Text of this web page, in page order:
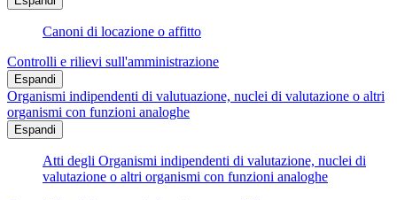
Canoni di locazione o affitto
Controlli e rilievi sull'amministrazione
Espandi
Organismi indipendenti di valutuazione, nuclei di valutazione o altri
organismi con funzioni analoghe
Espandi
Atti degli Organismi indipendenti di valutazione, nuclei di
valutazione o altri organismi con funzioni analoghe